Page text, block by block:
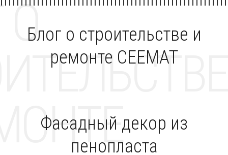
Блог о строительстве и
ремонте CEEMAT
О
Фасадный декор из
пенопласта